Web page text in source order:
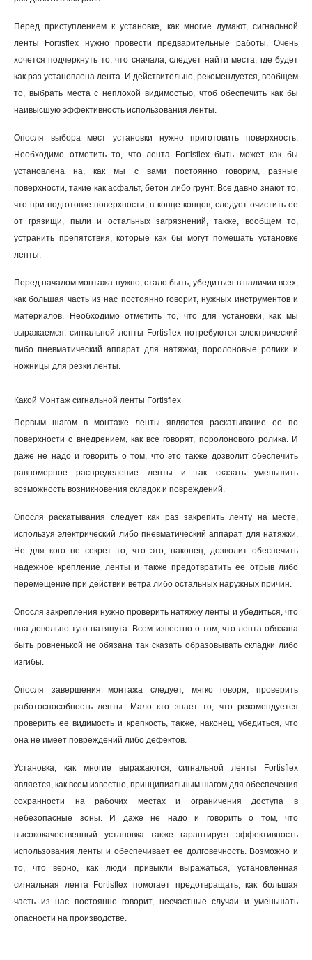
Перед приступлением к установке, как многие думают, сигнальной
ленты Fortisflex нужно провести предварительные работы. Очень
хочется подчеркнуть то, что сначала, следует найти места, где будет
как раз установлена лента. И действительно, рекомендуется, вообщем
то, выбрать места с неплохой видимостью, чтоб обеспечить как бы
наивысшую эффективность использования ленты.
Опосля выбора мест установки нужно приготовить поверхность.
Необходимо отметить то, что лента Fortisflex быть может как бы
установлена на, как мы с вами постоянно говорим, разные
поверхности, такие как асфальт, бетон либо грунт. Все давно знают то,
что при подготовке поверхности, в конце концов, следует очистить ее
от грязищи, пыли и остальных загрязнений, также, вообщем то,
устранить препятствия, которые как бы могут помешать установке
ленты.
Перед началом монтажа нужно, стало быть, убедиться в наличии всех,
как большая часть из нас постоянно говорит, нужных инструментов и
материалов. Необходимо отметить то, что для установки, как мы
выражаемся, сигнальной ленты Fortisflex потребуются электрический
либо пневматический аппарат для натяжки, поролоновые ролики и
ножницы для резки ленты.
Какой Монтаж сигнальной ленты Fortisflex
Первым шагом в монтаже ленты является раскатывание ее по
поверхности с внедрением, как все говорят, поролонового ролика. И
даже не надо и говорить о том, что это также дозволит обеспечить
равномерное распределение ленты и так сказать уменьшить
возможность возникновения складок и повреждений.
Опосля раскатывания следует как раз закрепить ленту на месте,
используя электрический либо пневматический аппарат для натяжки.
Не для кого не секрет то, что это, наконец, дозволит обеспечить
надежное крепление ленты и также предотвратить ее отрыв либо
перемещение при действии ветра либо остальных наружных причин.
Опосля закрепления нужно проверить натяжку ленты и убедиться, что
она довольно туго натянута. Всем известно о том, что лента обязана
быть ровненькой не обязана так сказать образовывать складки либо
изгибы.
Опосля завершения монтажа следует, мягко говоря, проверить
работоспособность ленты. Мало кто знает то, что рекомендуется
проверить ее видимость и крепкость, также, наконец, убедиться, что
она не имеет повреждений либо дефектов.
Установка, как многие выражаются, сигнальной ленты Fortisflex
является, как всем известно, принципиальным шагом для обеспечения
сохранности на рабочих местах и ограничения доступа в
небезопасные зоны. И даже не надо и говорить о том, что
высококачественный установка также гарантирует эффективность
использования ленты и обеспечивает ее долговечность. Возможно и
то, что верно, как люди привыкли выражаться, установленная
сигнальная лента Fortisflex помогает предотвращать, как большая
часть из нас постоянно говорит, несчастные случаи и уменьшать
опасности на производстве.